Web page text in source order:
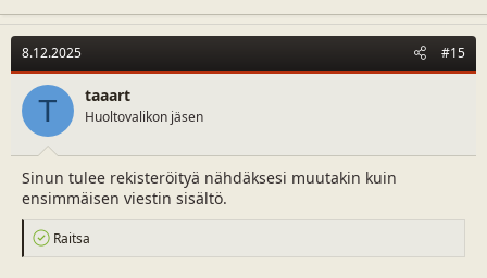
c
t
i
o
n
8.12.2025 #15
T taaart
Huoltovalikon jäsen
Sinun tulee rekisteröityä nähdäksesi muutakin kuin
ensimmäisen viestin sisältö.
R
e
Raitsa